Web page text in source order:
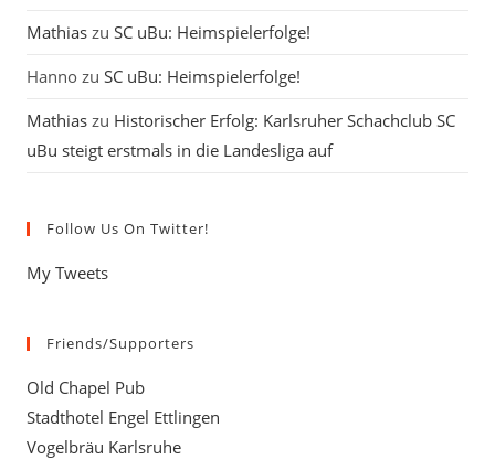
Mathias zuSC uBu: Heimspielerfolge!
Hanno zuSC uBu: Heimspielerfolge!
Mathias zu Historischer Erfolg: Karlsruher Schachclub SC
uBu steigt erstmals in die Landesliga auf
Follow Us On Twitter!
My Tweets
Friends/Supporters
Old Chapel Pub
Stadthotel Engel Ettlingen
Vogelbräu Karlsruhe